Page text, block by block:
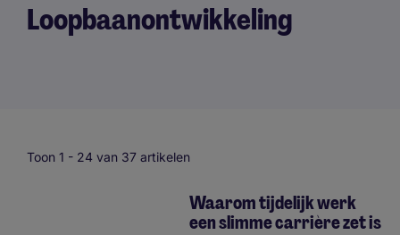
Loopbaanontwikkeling
Toon 1 - 24 van 37 artikelen
Waarom tijdelijk werk
een slimme carrière zet is